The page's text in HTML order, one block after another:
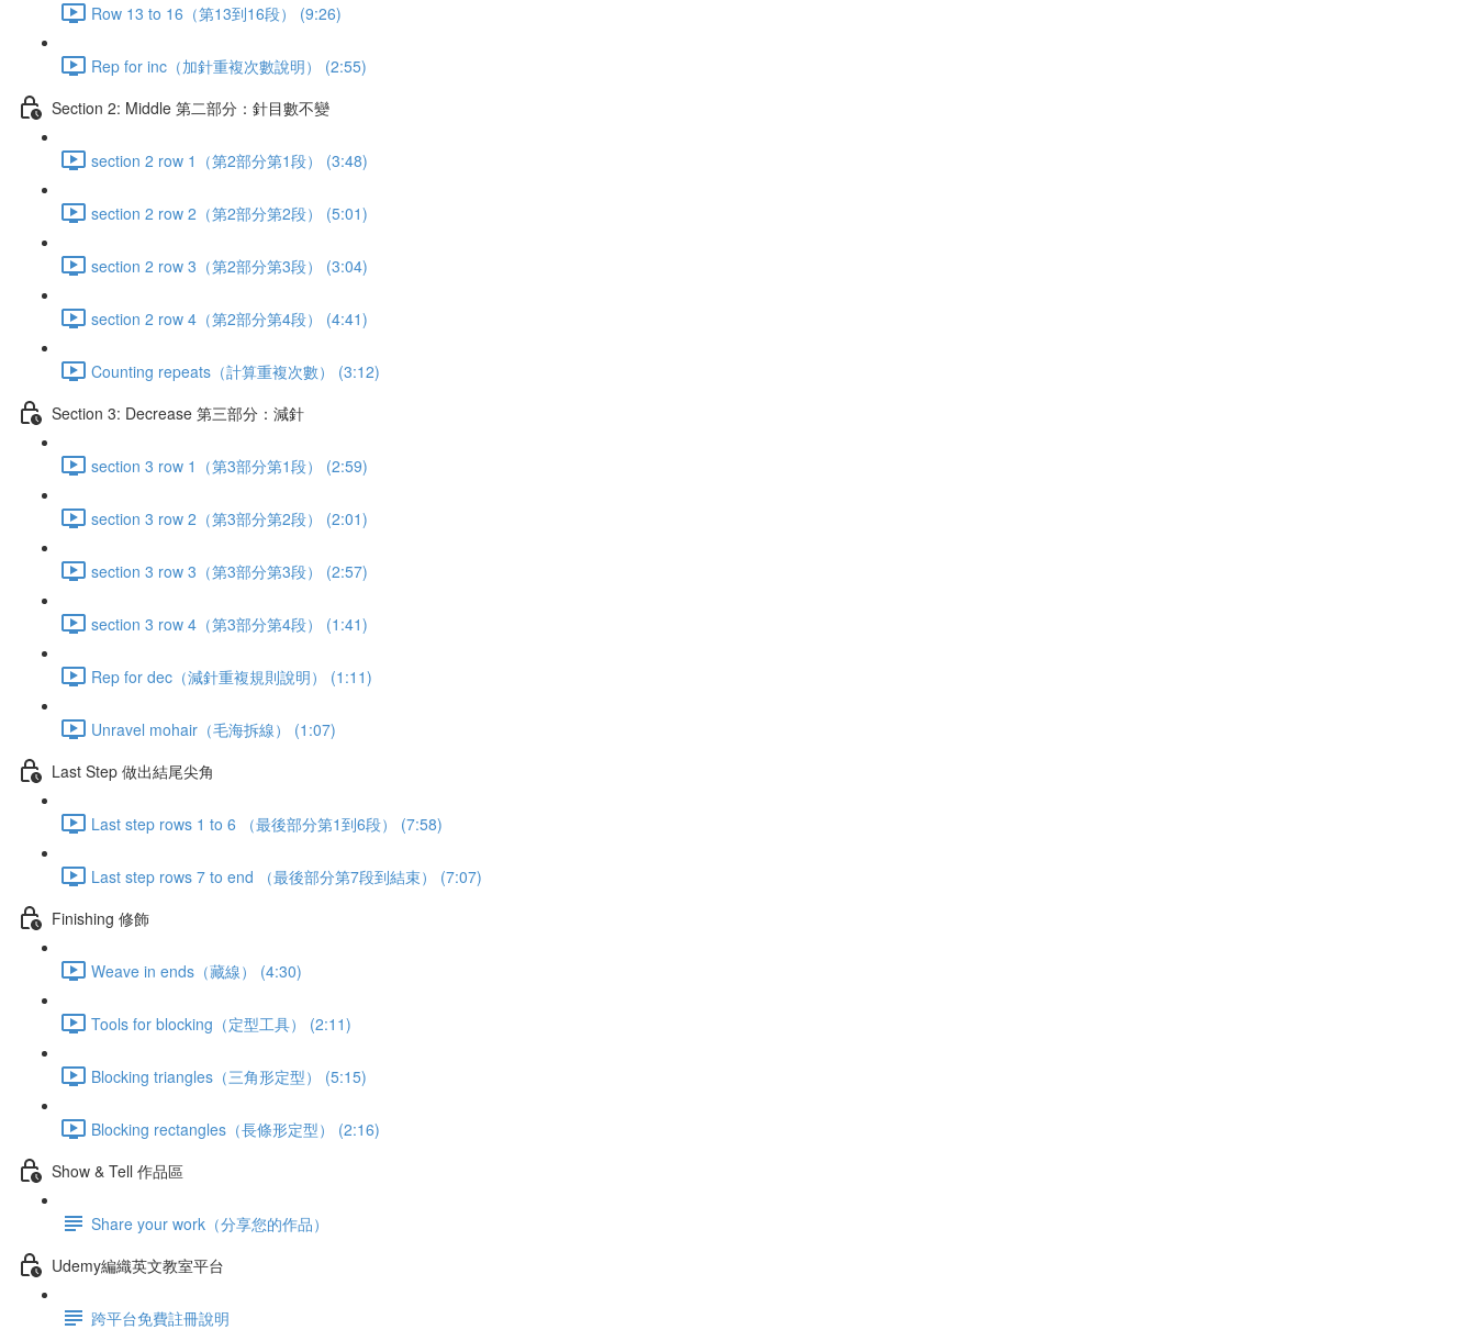
Row 13 to 16（第13到16段） (9:26)
Rep for inc（加針重複次數說明） (2:55)
Section 2: Middle 第二部分：針目數不變
section 2 row 1（第2部分第1段） (3:48)
section 2 row 2（第2部分第2段） (5:01)
section 2 row 3（第2部分第3段） (3:04)
section 2 row 4（第2部分第4段） (4:41)
Counting repeats（計算重複次數） (3:12)
Section 3: Decrease 第三部分：減針
section 3 row 1（第3部分第1段） (2:59)
section 3 row 2（第3部分第2段） (2:01)
section 3 row 3（第3部分第3段） (2:57)
section 3 row 4（第3部分第4段） (1:41)
Rep for dec（減針重複規則說明） (1:11)
Unravel mohair（毛海拆線） (1:07)
Last Step 做出結尾尖角
Last step rows 1 to 6 （最後部分第1到6段） (7:58)
Last step rows 7 to end （最後部分第7段到結束） (7:07)
Finishing 修飾
Weave in ends（藏線） (4:30)
Tools for blocking（定型工具） (2:11)
Blocking triangles（三角形定型） (5:15)
Blocking rectangles（長條形定型） (2:16)
Show & Tell 作品區
Share your work（分享您的作品）
Udemy編織英文教室平台
跨平台免費註冊說明